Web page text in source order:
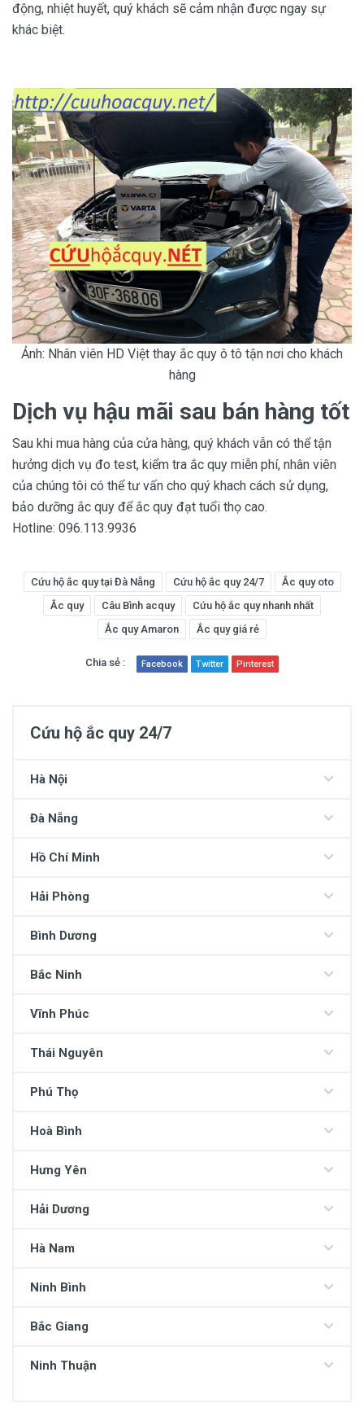
động, nhiệt huyết, quý khách sẽ cảm nhận được ngay sự
khác biệt.
Ảnh: Nhân viên HD Việt thay ắc quy ô tô tận nơi cho khách
hàng
Dịch vụ hậu mãi sau bán hàng tốt
Sau khi mua hàng của cửa hàng, quý khách vẫn có thể tận
hưởng dịch vụ đo test, kiểm tra ắc quy miễn phí, nhân viên
của chúng tôi có thể tư vấn cho quý khach cách sử dụng,
bảo dưỡng ắc quy để ắc quy đạt tuổi thọ cao.
Hotline: 096.113.9936
Cứu hộ ắc quy tại Đà Nẵng Cứu hộ ắc quy 24/7
Ắc quy oto
Ắc quy
Câu Bình acquy
Cứu hộ ắc quy nhanh nhất
Ắc quy Amaron
Ắc quy giá rẻ
Chia sẻ : Facebook Twitter Pinterest
Cứu hộ ắc quy 24/7
Hà Nội
Đà Nẵng
Hồ Chí Minh
Hải Phòng
Bình Dương
Bắc Ninh
Vĩnh Phúc
Thái Nguyên
Phú Thọ
Hoà Bình
Hưng Yên
Hải Dương
Hà Nam
Ninh Bình
Bắc Giang
Ninh Thuận